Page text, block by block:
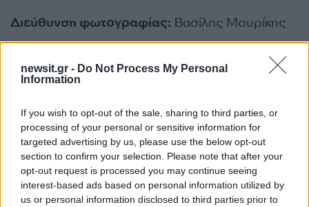
newsit.gr - Do Not Process My Personal
Information
If you wish to opt-out of the sale, sharing to third parties, or
processing of your personal or sensitive information for
targeted advertising by us, please use the below opt-out
section to confirm your selection. Please note that after your
opt-out request is processed you may continue seeing
interest-based ads based on personal information utilized by
us or personal information disclosed to third parties prior to
Διεύθυνση φωτογραφίας: Βασίλης Μουρίκης
Σκηνογράφος:Μαρία Καραθάνου
Μουσική:Νίκος Τερζής
ΠΑΡΑΓΩΓΗ:JK PRODUCTIONS –
ΚΑΡΑΓΙΑΝΝΗΣ ΓΙΑ ΤΗΝ ALTER EGO MEDIA –